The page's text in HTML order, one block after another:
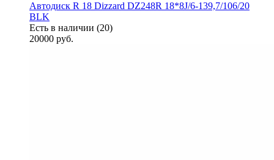
Автодиск R 18 Dizzard DZ248R 18*8J/6-139,7/106/20
BLK
Есть в наличии (20)
20000 руб.